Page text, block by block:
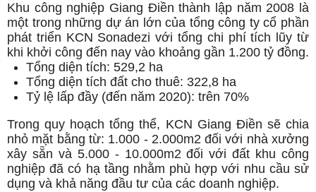
Khu công nghiệp Giang Điền thành lập năm 2008 là
một trong những dự án lớn của tổng công ty cổ phần
phát triển KCN Sonadezi với tổng chi phí tích lũy từ
khi khởi công đến nay vào khoảng gần 1.200 tỷ đồng.
Tổng diện tích: 529,2 ha
Tổng diện tích đất cho thuê: 322,8 ha
Tỷ lệ lấp đầy (đến năm 2020): trên 70%
Trong quy hoạch tổng thể, KCN Giang Điền sẽ chia
nhỏ mặt bằng từ: 1.000 - 2.000m2 đối với nhà xưởng
xây sẵn và 5.000 - 10.000m2 đối với đất khu công
nghiệp đã có hạ tầng nhằm phù hợp với nhu cầu sử
dụng và khả năng đầu tư của các doanh nghiệp.